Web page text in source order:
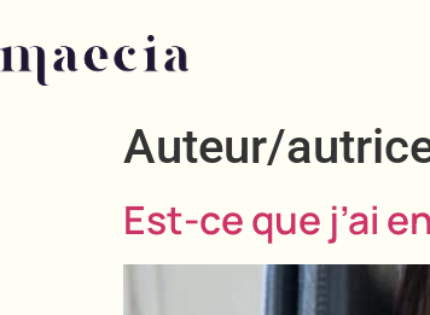
Auteur/
Est-ce que j’ai